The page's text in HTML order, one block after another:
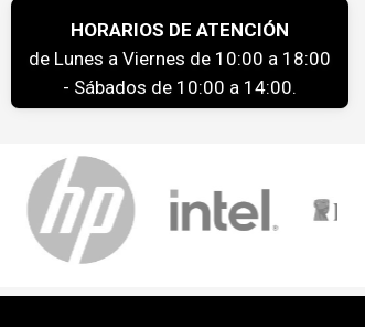
HORARIOS DE ATENCIÓN
de Lunes a Viernes de 10:00 a 18:00
- Sábados de 10:00 a 14:00.